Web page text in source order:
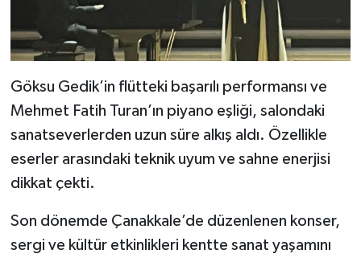
Göksu Gedik’in flütteki başarılı performansı ve
Mehmet Fatih Turan’ın piyano eşliği, salondaki
sanatseverlerden uzun süre alkış aldı. Özellikle
eserler arasındaki teknik uyum ve sahne enerjisi
dikkat çekti.
Son dönemde Çanakkale’de düzenlenen konser,
sergi ve kültür etkinlikleri kentte sanat yaşamını